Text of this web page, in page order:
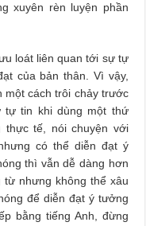
xuyên rèn luyện phần
loát liên quan tới sự tự
của bản thân. Vì vậy,
một cách trôi chảy trước
tự tin khi dùng một thứ
thực tế, nói chuyện với
có thể diễn đạt ý
thì vẫn dễ dàng hơn
nhưng không thể xâu
để diễn đạt ý tưởng
bằng tiếng Anh, đừng